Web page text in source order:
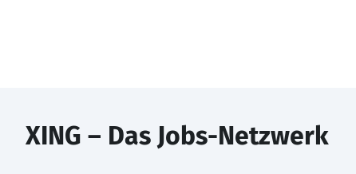
XING – Das Jobs-Netzwerk